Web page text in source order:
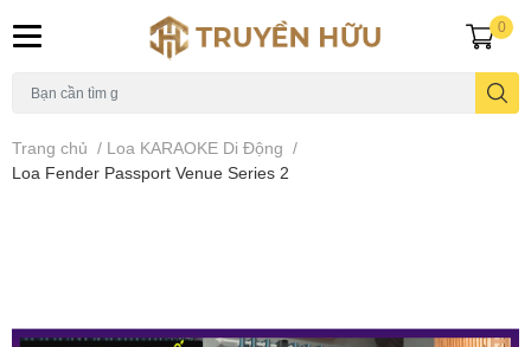
0
Trang chủ / Loa KARAOKE Di Động /
Loa Fender Passport Venue Series 2